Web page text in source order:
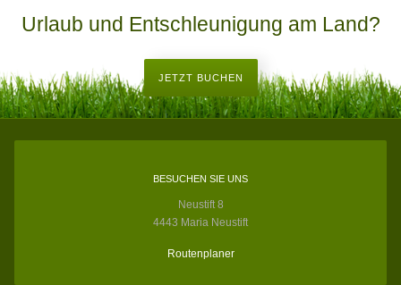
Urlaub und Entschleunigung am Land?
JETZT BUCHEN
BESUCHEN SIE UNS
Neustift 8
4443 Maria Neustift
Routenplaner